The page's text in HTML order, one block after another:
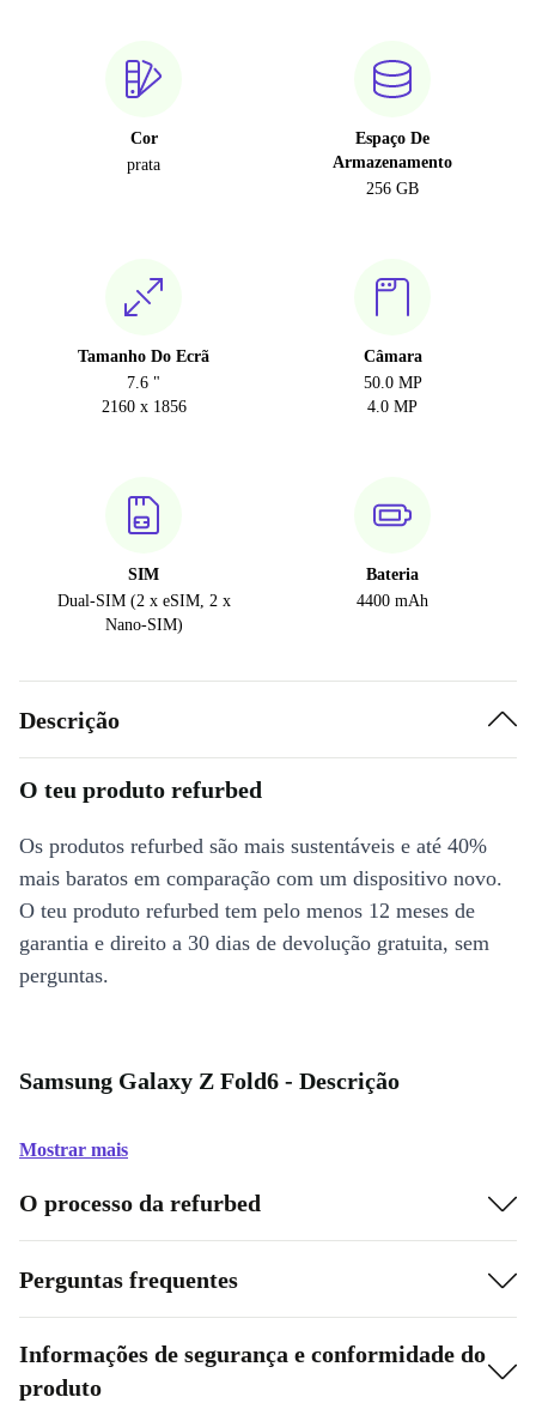
Cor
prata
Espaço De
Armazenamento
256 GB
Tamanho Do Ecrã
7.6 "
2160 x 1856
Câmara
50.0 MP
4.0 MP
SIM
Dual-SIM (2 x eSIM, 2 x
Nano-SIM)
Bateria
4400 mAh
Descrição
O teu produto refurbed
Os produtos refurbed são mais sustentáveis e até 40%
mais baratos em comparação com um dispositivo novo.
O teu produto refurbed tem pelo menos 12 meses de
garantia e direito a 30 dias de devolução gratuita, sem
perguntas.
Samsung Galaxy Z Fold6 - Descrição
Mostrar mais
O processo da refurbed
Perguntas frequentes
Informações de segurança e conformidade do
produto